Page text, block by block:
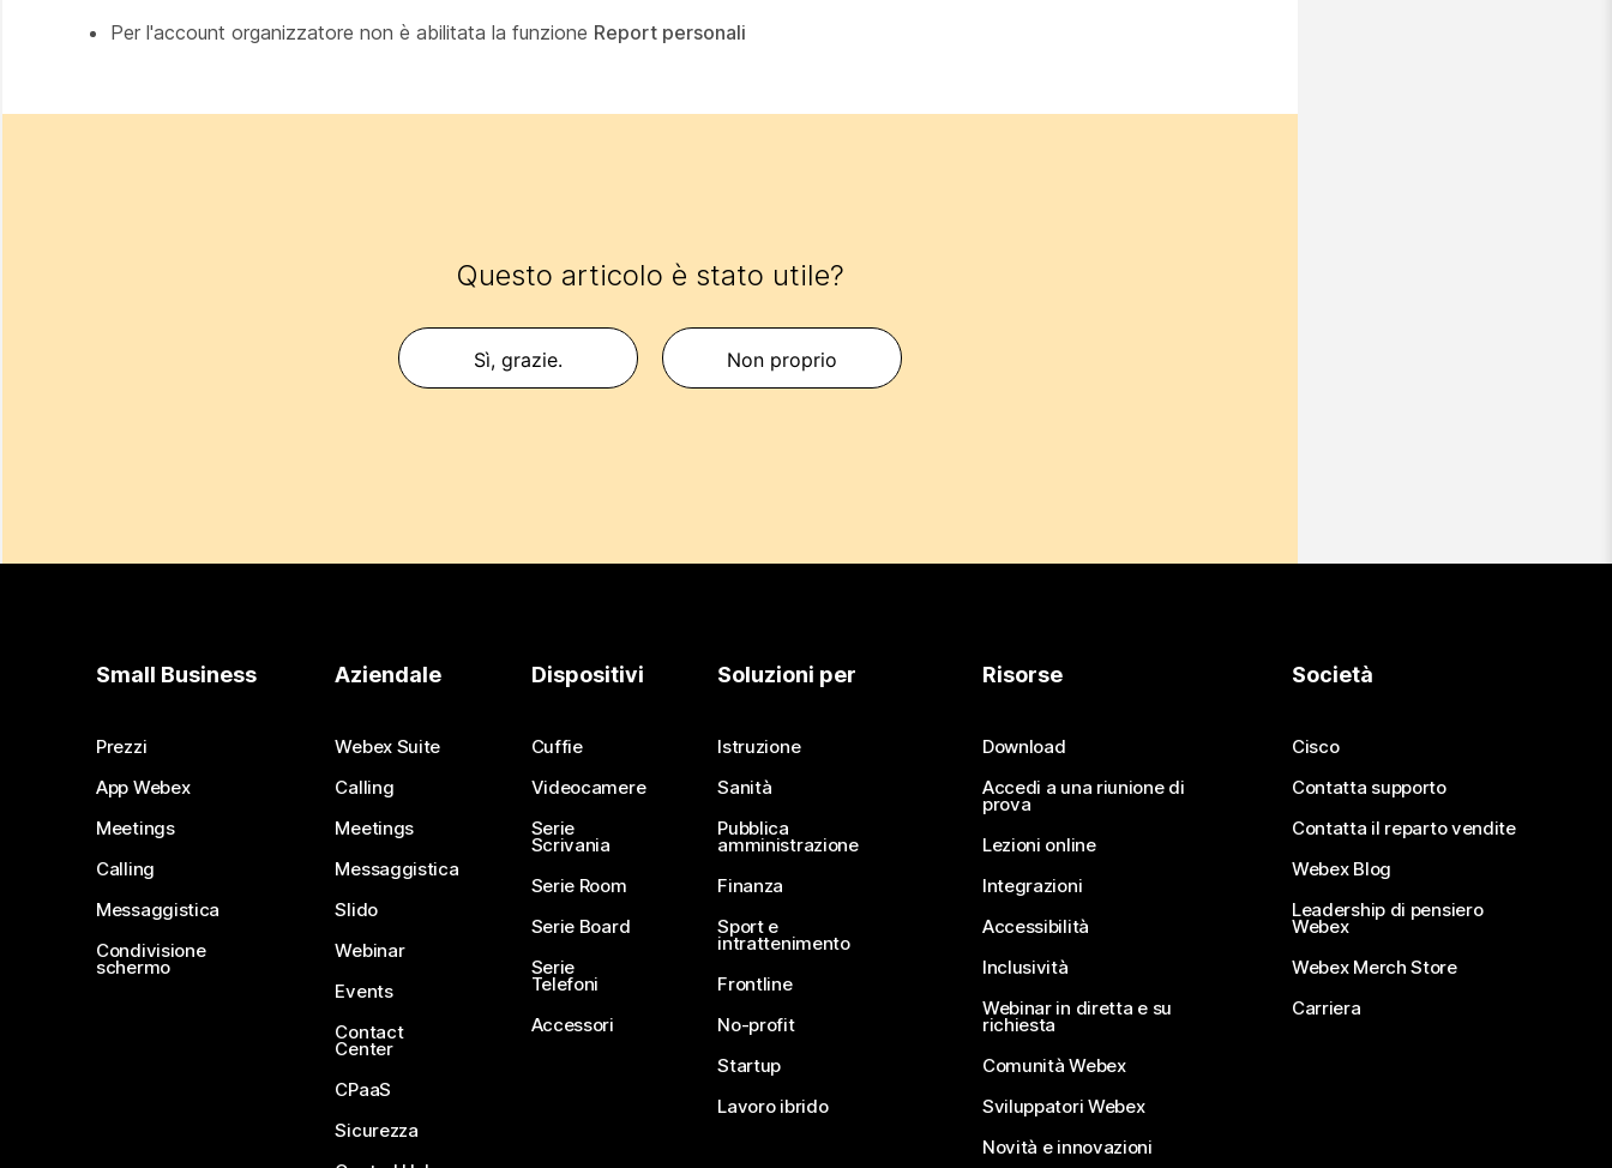
Per l'account organizzatore non è abilitata la funzione Report personali
Questo articolo è stato utile?
Sì, grazie. Non proprio
Small Business
Prezzi
App Webex
Meetings
Calling
Messaggistica
Condivisione
schermo
Aziendale
Webex Suite
Calling
Meetings
Messaggistica
Slido
Webinar
Events
Contact
Center
CPaaS
Sicurezza
Dispositivi
Cuffie
Videocamere
Serie
Scrivania
Serie Room
Serie Board
Serie
Telefoni
Accessori
Soluzioni per
Istruzione
Sanità
Pubblica
amministrazione
Finanza
Sport e
intrattenimento
Frontline
No-profit
Startup
Lavoro ibrido
Risorse
Download
Accedi a una riunione di
prova
Lezioni online
Integrazioni
Accessibilità
Inclusività
Webinar in diretta e su
richiesta
Comunità Webex
Sviluppatori Webex
Novità e innovazioni
Società
Cisco
Contatta supporto
Contatta il reparto vendite
Webex Blog
Leadership di pensiero
Webex
Webex Merch Store
Carriera